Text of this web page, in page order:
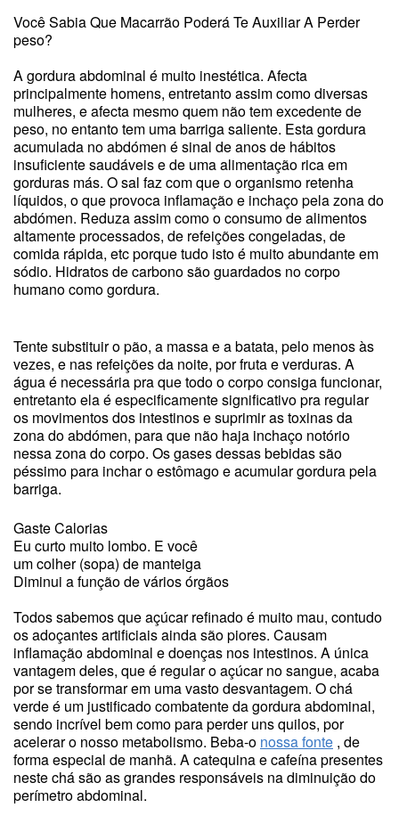
Você Sabia Que Macarrão Poderá Te Auxiliar A Perder
peso?
A gordura abdominal é muito inestética. Afecta
principalmente homens, entretanto assim como diversas
mulheres, e afecta mesmo quem não tem excedente de
peso, no entanto tem uma barriga saliente. Esta gordura
acumulada no abdómen é sinal de anos de hábitos
insuficiente saudáveis e de uma alimentação rica em
gorduras más. O sal faz com que o organismo retenha
líquidos, o que provoca inflamação e inchaço pela zona do
abdómen. Reduza assim como o consumo de alimentos
altamente processados, de refeições congeladas, de
comida rápida, etc porque tudo isto é muito abundante em
sódio. Hidratos de carbono são guardados no corpo
humano como gordura.
Tente substituir o pão, a massa e a batata, pelo menos às
vezes, e nas refeições da noite, por fruta e verduras. A
água é necessária pra que todo o corpo consiga funcionar,
entretanto ela é especificamente significativo pra regular
os movimentos dos intestinos e suprimir as toxinas da
zona do abdómen, para que não haja inchaço notório
nessa zona do corpo. Os gases dessas bebidas são
péssimo para inchar o estômago e acumular gordura pela
barriga.
Gaste Calorias
Eu curto muito lombo. E você
um colher (sopa) de manteiga
Diminui a função de vários órgãos
Todos sabemos que açúcar refinado é muito mau, contudo
os adoçantes artificiais ainda são piores. Causam
inflamação abdominal e doenças nos intestinos. A única
vantagem deles, que é regular o açúcar no sangue, acaba
por se transformar em uma vasto desvantagem. O chá
verde é um justificado combatente da gordura abdominal,
sendo incrível bem como para perder uns quilos, por
acelerar o nosso metabolismo. Beba-o nossa fonte , de
forma especial de manhã. A catequina e cafeína presentes
neste chá são as grandes responsáveis na diminuição do
perímetro abdominal.